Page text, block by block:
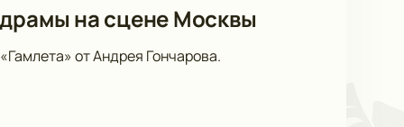
на сцене Москвы
от Андрея Гончарова.